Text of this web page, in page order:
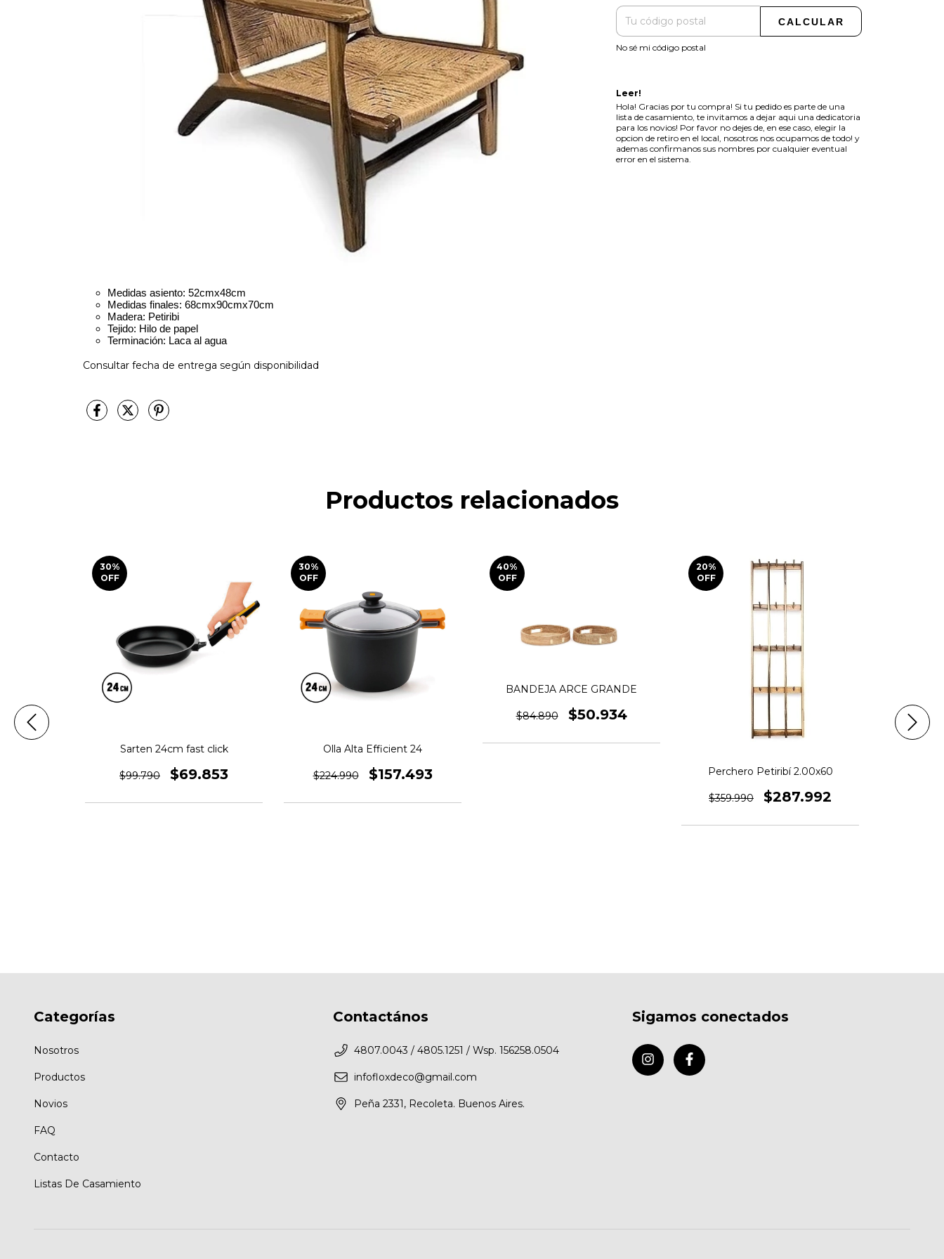
Medidas asiento: 52cmx48cm
Medidas finales: 68cmx90cmx70cm
Madera: Petiribi
Tejido: Hilo de papel
Terminación: Laca al agua
Consultar fecha de entrega según disponibilidad
CALCULAR
No sé mi código postal
Leer!
Hola! Gracias por tu compra! Si tu pedido es parte de una
lista de casamiento, te invitamos a dejar aqui una dedicatoria
para los novios! Por favor no dejes de, en ese caso, elegir la
opcion de retiro en el local, nosotros nos ocupamos de todo! y
ademas confirmanos sus nombres por cualquier eventual
error en el sistema.
Productos relacionados
30%
OFF
Sarten 24cm fast click
$99.790 $69.853
30%
OFF
Olla Alta Efficient 24
$224.990 $157.493
40%
OFF
BANDEJA ARCE GRANDE
$84.890 $50.934
20%
OFF
Perchero Petiribí 2.00x60
$359.990 $287.992
Categorías
Nosotros
Productos
Novios
FAQ
Contacto
Listas De Casamiento
Contactános
4807.0043 / 4805.1251 / Wsp. 156258.0504
infofloxdeco@gmail.com
Peña 2331, Recoleta. Buenos Aires.
Sigamos conectados